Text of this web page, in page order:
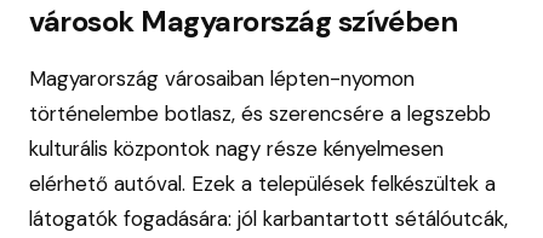
városok Magyarország szívében
Magyarország városaiban lépten-nyomon
történelembe botlasz, és szerencsére a legszebb
kulturális központok nagy része kényelmesen
elérhető autóval. Ezek a települések felkészültek a
látogatók fogadására: jól karbantartott sétálóutcák,